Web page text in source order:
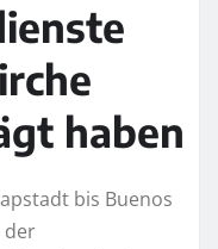
haben
bis Buenos
der